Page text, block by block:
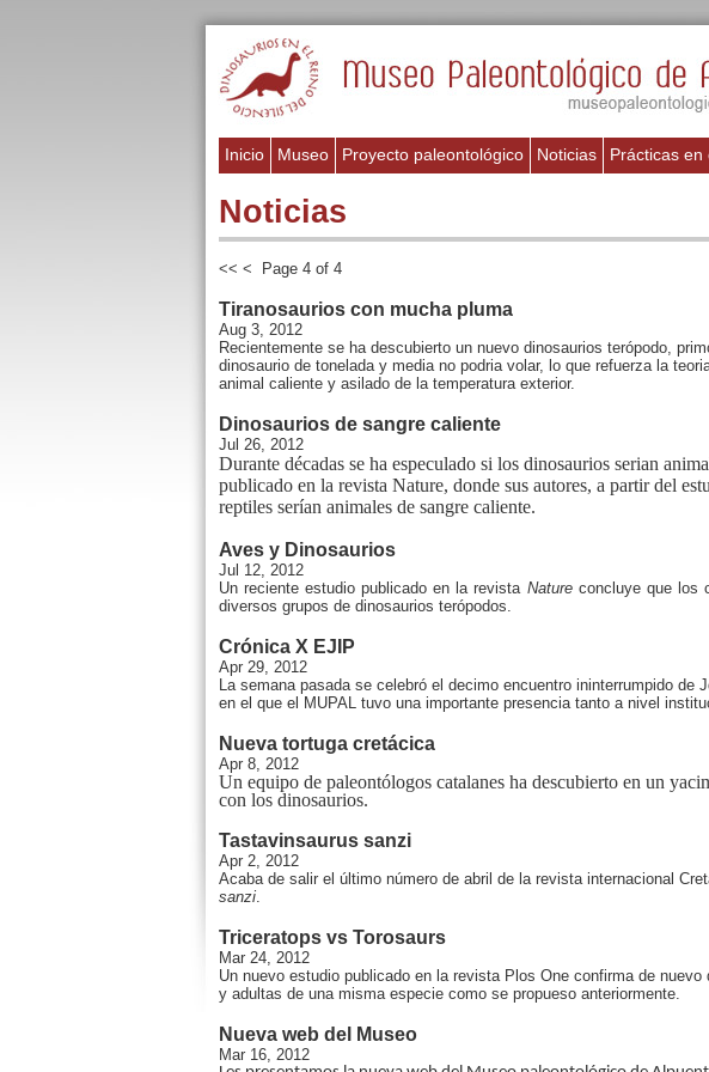
Inicio Museo Proyecto paleontológico Noticias Prácticas en
Noticias
<< < Page 4 of 4
Tiranosaurios con mucha pluma
Aug 3, 2012
Recientemente se ha descubierto un nuevo dinosaurios terópodo,
dinosaurio de tonelada y media no podria volar, lo que refuerza la
animal caliente y asilado de la temperatura exterior.
Dinosaurios de sangre caliente
Jul 26, 2012
Durante décadas se ha especulado si los dinosaurios serian
publicado en la revista Nature, donde sus autores, a partir del
reptiles serían animales de sangre caliente.
Aves y Dinosaurios
Jul 12, 2012
Un reciente estudio publicado en la revista Nature concluye que los
diversos grupos de dinosaurios terópodos.
Crónica X EJIP
Apr 29, 2012
La semana pasada se celebró el decimo encuentro ininterrumpido
en el que el MUPAL tuvo una importante presencia tanto a nivel
Nueva tortuga cretácica
Apr 8, 2012
Un equipo de paleontólogos catalanes ha descubierto en un
con los dinosaurios.
Tastavinsaurus sanzi
Apr 2, 2012
Acaba de salir el último número de abril de la revista internacional
sanzi.
Triceratops vs Torosaurs
Mar 24, 2012
Un nuevo estudio publicado en la revista Plos One confirma de nuevo
y adultas de una misma especie como se propueso anteriormente.
Nueva web del Museo
Mar 16, 2012